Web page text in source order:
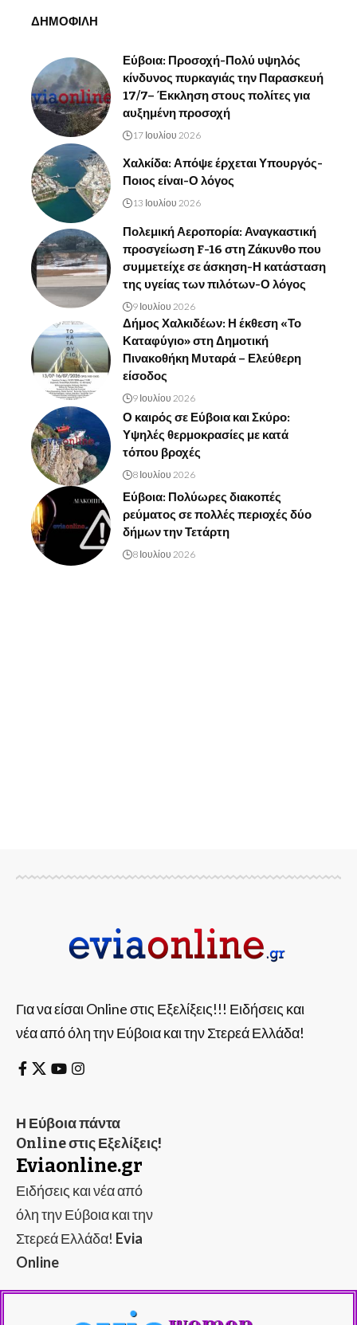
ΔΗΜΟΦΙΛΗ
Εύβοια: Προσοχή-Πολύ υψηλός
κίνδυνος πυρκαγιάς την Παρασκευή
17/7– Έκκληση στους πολίτες για
αυξημένη προσοχή
17 Ιουλίου 2026
Χαλκίδα: Απόψε έρχεται Υπουργός-
Ποιος είναι-Ο λόγος
13 Ιουλίου 2026
Πολεμική Αεροπορία: Αναγκαστική
προσγείωση F-16 στη Ζάκυνθο που
συμμετείχε σε άσκηση-Η κατάσταση
της υγείας των πιλότων-Ο λόγος
9 Ιουλίου 2026
Δήμος Χαλκιδέων: Η έκθεση «Το
Καταφύγιο» στη Δημοτική
Πινακοθήκη Μυταρά – Ελεύθερη
είσοδος
9 Ιουλίου 2026
Ο καιρός σε Εύβοια και Σκύρο:
Υψηλές θερμοκρασίες με κατά
τόπου βροχές
8 Ιουλίου 2026
Εύβοια: Πολύωρες διακοπές
ρεύματος σε πολλές περιοχές δύο
δήμων την Τετάρτη
8 Ιουλίου 2026
Για να είσαι Online στις Εξελίξεις!!! Ειδήσεις και
νέα από όλη την Εύβοια και την Στερεά Ελλάδα!
Η Εύβοια πάντα
Online στις Εξελίξεις!
Eviaonline.gr
Ειδήσεις και νέα από
όλη την Εύβοια και την
Στερεά Ελλάδα! Evia
Online